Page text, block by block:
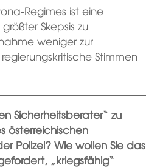
Regimes ist eine
Skepsis zu
weniger zur
Stimmen
Sicherheitsberater“ zu
österreichischen
Polizei? Wie wollen Sie das
„kriegsfähig“